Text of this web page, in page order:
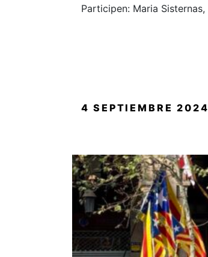
Participen: Maria Sisternas,
PUBLICADO
4 SEPTIEMBRE 2024